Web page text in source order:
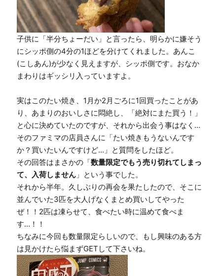
子供に「半分ちょーだい」と言ったら、明らかに嫌そう
にシッポ側の4分の1ほどを分けてくれました。あんこ
(こしあん)が少なく見えますが、シッポ側です。おなか
まわりはギッシリ入っていますよ。
実はこのたい焼き、1月か2月ごろに1回買ったことがあ
り、あまりのおいしさに悶絶し、「絶対にまた買う！」
と心に決めていたのですが、それから出会う事はなく…
そのファミマの店員さんに「たい焼きもうないんです
か？買いたいんですけど…」と質問をしたほど。
その回答はまさかの「数量限定でもう売り切れてしまっ
て、入荷しません 」という事でした。
それから半年。久しぶりの再会を果たしたので、そこに
並んでいた3匹を大人げなくまとめ買いしてやった
ぜ！！2匹は凍らせて、食べたい時に温めて食べま
す…！！
ちなみに今回も数量限定らしいので、もし興味のある方
は見かけたら悩まずGETして下さいね。